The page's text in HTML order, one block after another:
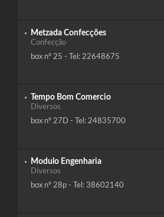
Metzada Confecções
Confecção
box nº 25 - Tel: 22648675
Tempo Bom Comercio
Diversos
box nº 27D - Tel: 24835700
Modulo Engenharia
Diversos
box nº 28p - Tel: 38602140